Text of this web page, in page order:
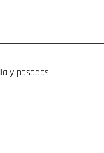
y pasadas,